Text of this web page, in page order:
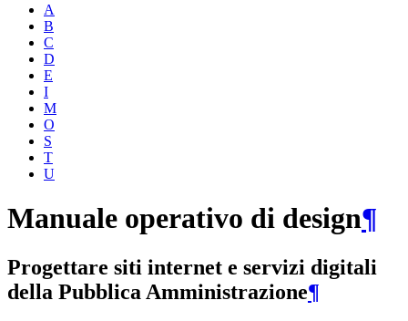
A
B
C
D
E
I
M
O
S
T
U
Manuale operativo di design¶
Progettare siti internet e servizi digitali
della Pubblica Amministrazione¶